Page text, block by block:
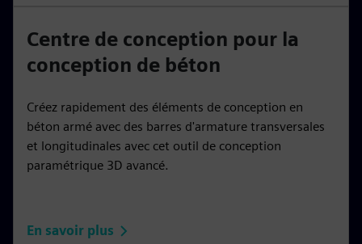
Centre de conception pour la
conception de béton
Créez rapidement des éléments de conception en
béton armé avec des barres d'armature transversales
et longitudinales avec cet outil de conception
paramétrique 3D avancé.
En savoir plus